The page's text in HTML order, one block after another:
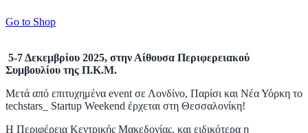
Go to Shop
5-7 Δεκεμβρίου 2025, στην Αίθουσα Περιφερειακού
Συμβουλίου της Π.Κ.Μ.
Μετά από επιτυχημένα event σε Λονδίνο, Παρίσι και Νέα Υόρκη το
techstars_ Startup Weekend έρχεται στη Θεσσαλονίκη!
Η Περιφέρεια Κεντρικής Μακεδονίας, και ειδικότερα η